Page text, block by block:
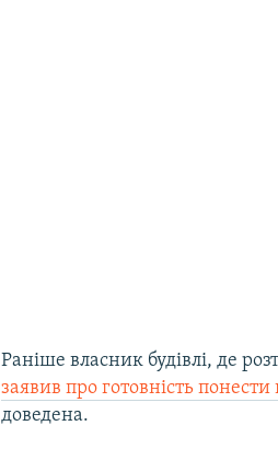
Раніше власник будівлі, де
заявив про готовність понести
доведена.